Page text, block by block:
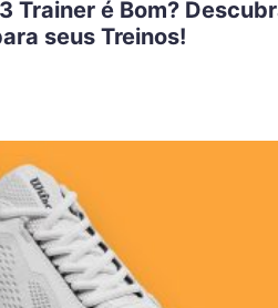
Trainer é Bom?
seus Treinos!